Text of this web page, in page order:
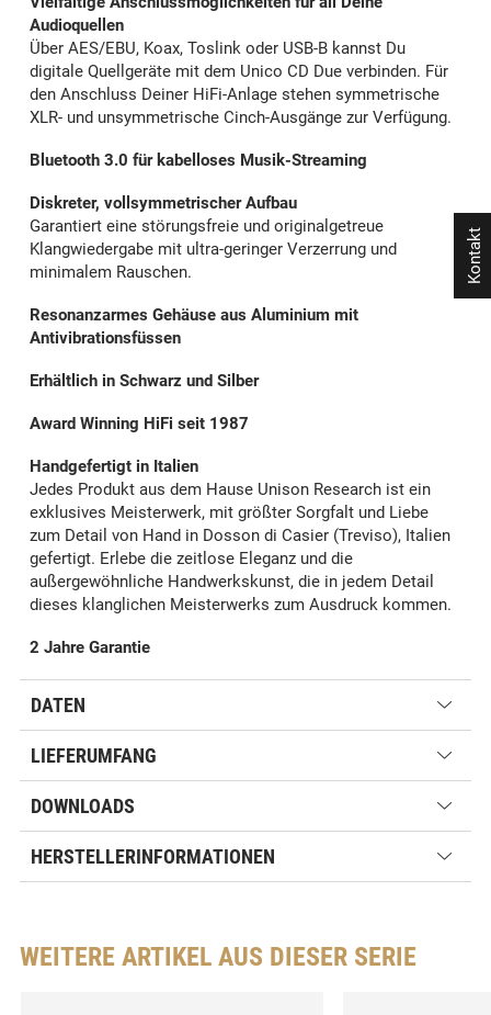
Audioquellen
Über AES/EBU, Koax, Toslink oder USB-B kannst Du
digitale Quellgeräte mit dem Unico CD Due verbinden. Für
den Anschluss Deiner HiFi-Anlage stehen symmetrische
XLR- und unsymmetrische Cinch-Ausgänge zur Verfügung.
Bluetooth 3.0 für kabelloses Musik-Streaming
Diskreter, vollsymmetrischer Aufbau
Garantiert eine störungsfreie und originalgetreue
Klangwiedergabe mit ultra-geringer Verzerrung und
minimalem Rauschen.
Resonanzarmes Gehäuse aus Aluminium mit
Antivibrationsfüssen
Erhältlich in Schwarz und Silber
Award Winning HiFi seit 1987
Handgefertigt in Italien
Jedes Produkt aus dem Hause Unison Research ist ein
exklusives Meisterwerk, mit größter Sorgfalt und Liebe
zum Detail von Hand in Dosson di Casier (Treviso), Italien
gefertigt. Erlebe die zeitlose Eleganz und die
außergewöhnliche Handwerkskunst, die in jedem Detail
dieses klanglichen Meisterwerks zum Ausdruck kommen.
2 Jahre Garantie
DATEN
LIEFERUMFANG
DOWNLOADS
HERSTELLERINFORMATIONEN
WEITERE ARTIKEL AUS DIESER SERIE
Kontakt